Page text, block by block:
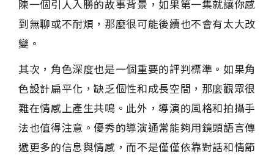
陳一個引人入勝的故事背景，如果第一集就讓你感
到無聊或不耐煩，那麼很可能後續也不會有太大改
變。
其次，角色深度也是一個重要的評判標準。如果角
色設計扁平化，缺乏個性和成長空間，那麼觀眾很
難在情感上產生共鳴。此外，導演的風格和拍攝手
法也值得注意。優秀的導演通常能夠用鏡頭語言傳
遞更多的信息與情感，而不是僅僅依靠對話和情節